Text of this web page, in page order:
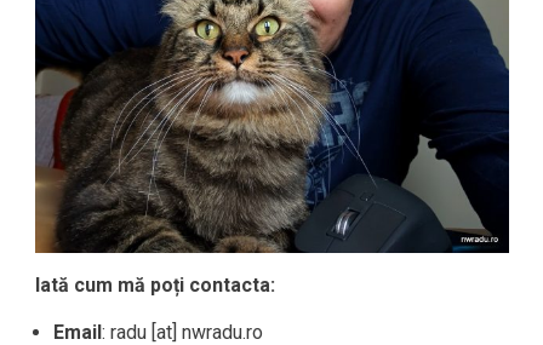
Iată cum mă poți contacta:
Email: radu [at] nwradu.ro